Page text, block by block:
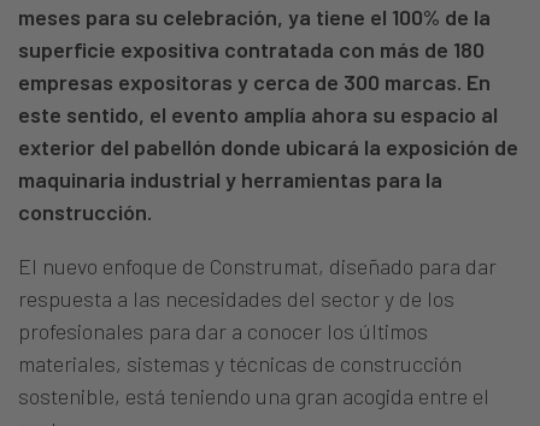
meses para su celebración, ya tiene el 100% de la
superficie expositiva contratada con más de 180
empresas expositoras y cerca de 300 marcas. En
este sentido, el evento amplía ahora su espacio al
exterior del pabellón donde ubicará la exposición de
maquinaria industrial y herramientas para la
construcción.
El nuevo enfoque de Construmat, diseñado para dar
respuesta a las necesidades del sector y de los
profesionales para dar a conocer los últimos
materiales, sistemas y técnicas de construcción
sostenible, está teniendo una gran acogida entre el